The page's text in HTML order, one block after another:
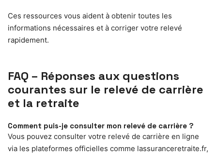
Ces ressources vous aident à obtenir toutes les
informations nécessaires et à corriger votre relevé
rapidement.
FAQ – Réponses aux questions
courantes sur le relevé de carrière
et la retraite
Comment puis-je consulter mon relevé de carrière ?
Vous pouvez consulter votre relevé de carrière en ligne
via les plateformes officielles comme lassuranceretraite.fr,